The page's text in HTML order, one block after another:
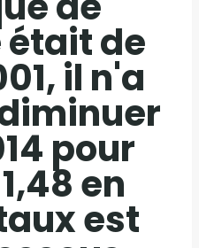
de
il n'a
pour
en
est